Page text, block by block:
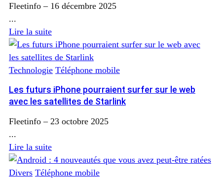
Fleetinfo – 16 décembre 2025
...
Lire la suite
Technologie Téléphone mobile
Les futurs iPhone pourraient surfer sur le web
avec les satellites de Starlink
Fleetinfo – 23 octobre 2025
...
Lire la suite
Divers Téléphone mobile